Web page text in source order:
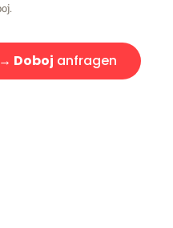
Doboj anfragen